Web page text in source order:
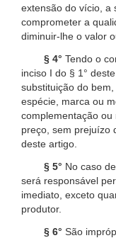
extensão do vício, a
comprometer a
diminuir-lhe o valor
§ 4° Tendo o
inciso I do § 1°
substituição do
espécie, marca ou
complementação
preço, sem prejuízo
deste artigo.
§ 5° No caso
será responsável
imediato, exceto
produtor.
§ 6° São